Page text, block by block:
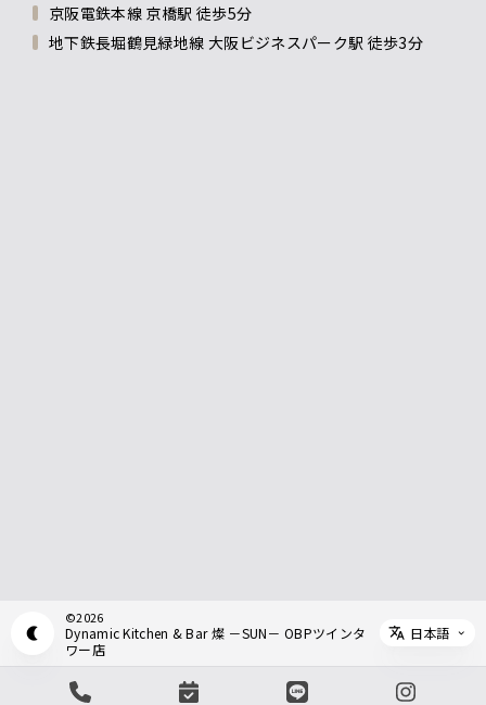
京阪電鉄本線 京橋駅 徒歩5分
地下鉄長堀鶴見緑地線 大阪ビジネスパーク駅 徒歩3分
©2026
Dynamic Kitchen & Bar 燦 －SUN－ OBPツインタ
ワー店
Select
日本語
Appearance mode switch